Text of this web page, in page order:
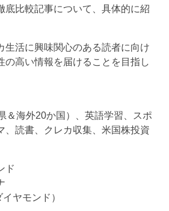
底比較記事について、具体的に紹
生活に興味関心のある読者に向け
の高い情報を届けることを目指し
＆海外20か国）、英語学習、スポ
、読書、クレカ収集、米国株投資
ド
ヤモンド）